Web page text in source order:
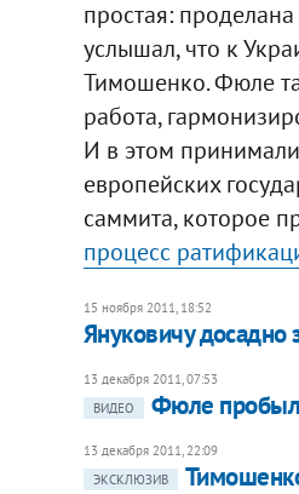
простая:
услышал, что к
Тимошенко. Фюле
работа,
И в этом принимали
европейских
саммита, которое
процесс
15 ноября 2011, 18:52
Януковичу досадно
13 декабря 2011, 07:53
ВИДЕО
Фюле пробыл
13 декабря 2011, 22:09
ЭКСКЛЮЗИВ